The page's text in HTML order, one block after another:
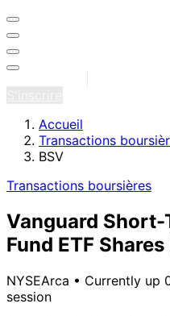
Accueil
Transactions
BSV
Transactions boursières
Vanguard Short-
Fund ETF Shares
NYSEArca • Currently up
session